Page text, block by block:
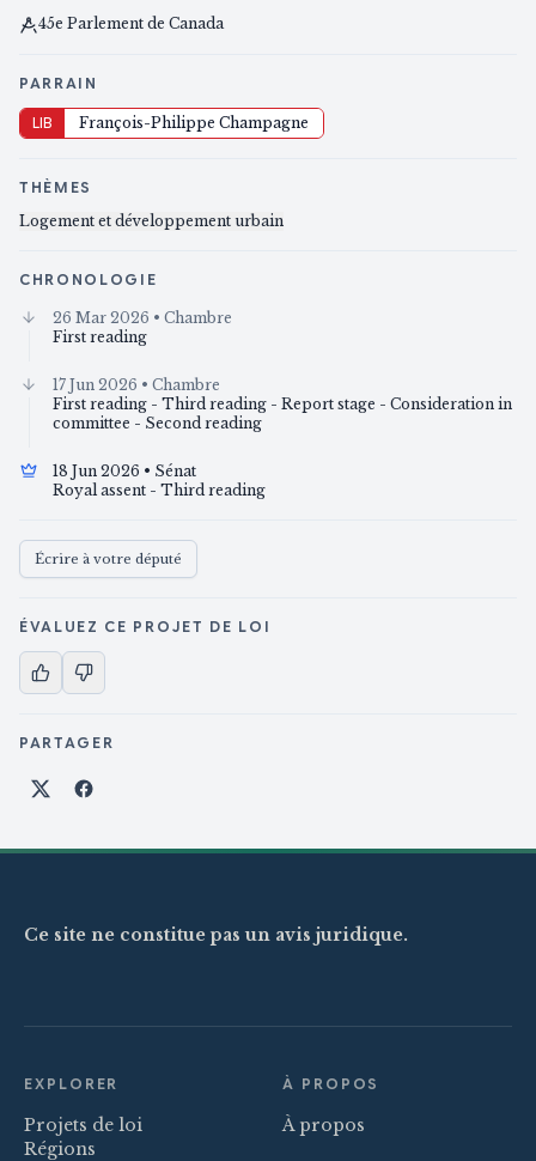
45e Parlement de Canada
PARRAIN
LIB François-Philippe Champagne
THÈMES
Logement et développement urbain
CHRONOLOGIE
26 Mar 2026 • Chambre
First reading
17 Jun 2026 • Chambre
First reading - Third reading - Report stage - Consideration in
committee - Second reading
18 Jun 2026 • Sénat
Royal assent - Third reading
Écrire à votre député
ÉVALUEZ CE PROJET DE LOI
PARTAGER
Partager sur X
Partager sur Facebook
Ce site ne constitue pas un avis juridique.
EXPLORER
Projets de loi
Régions
À PROPOS
À propos